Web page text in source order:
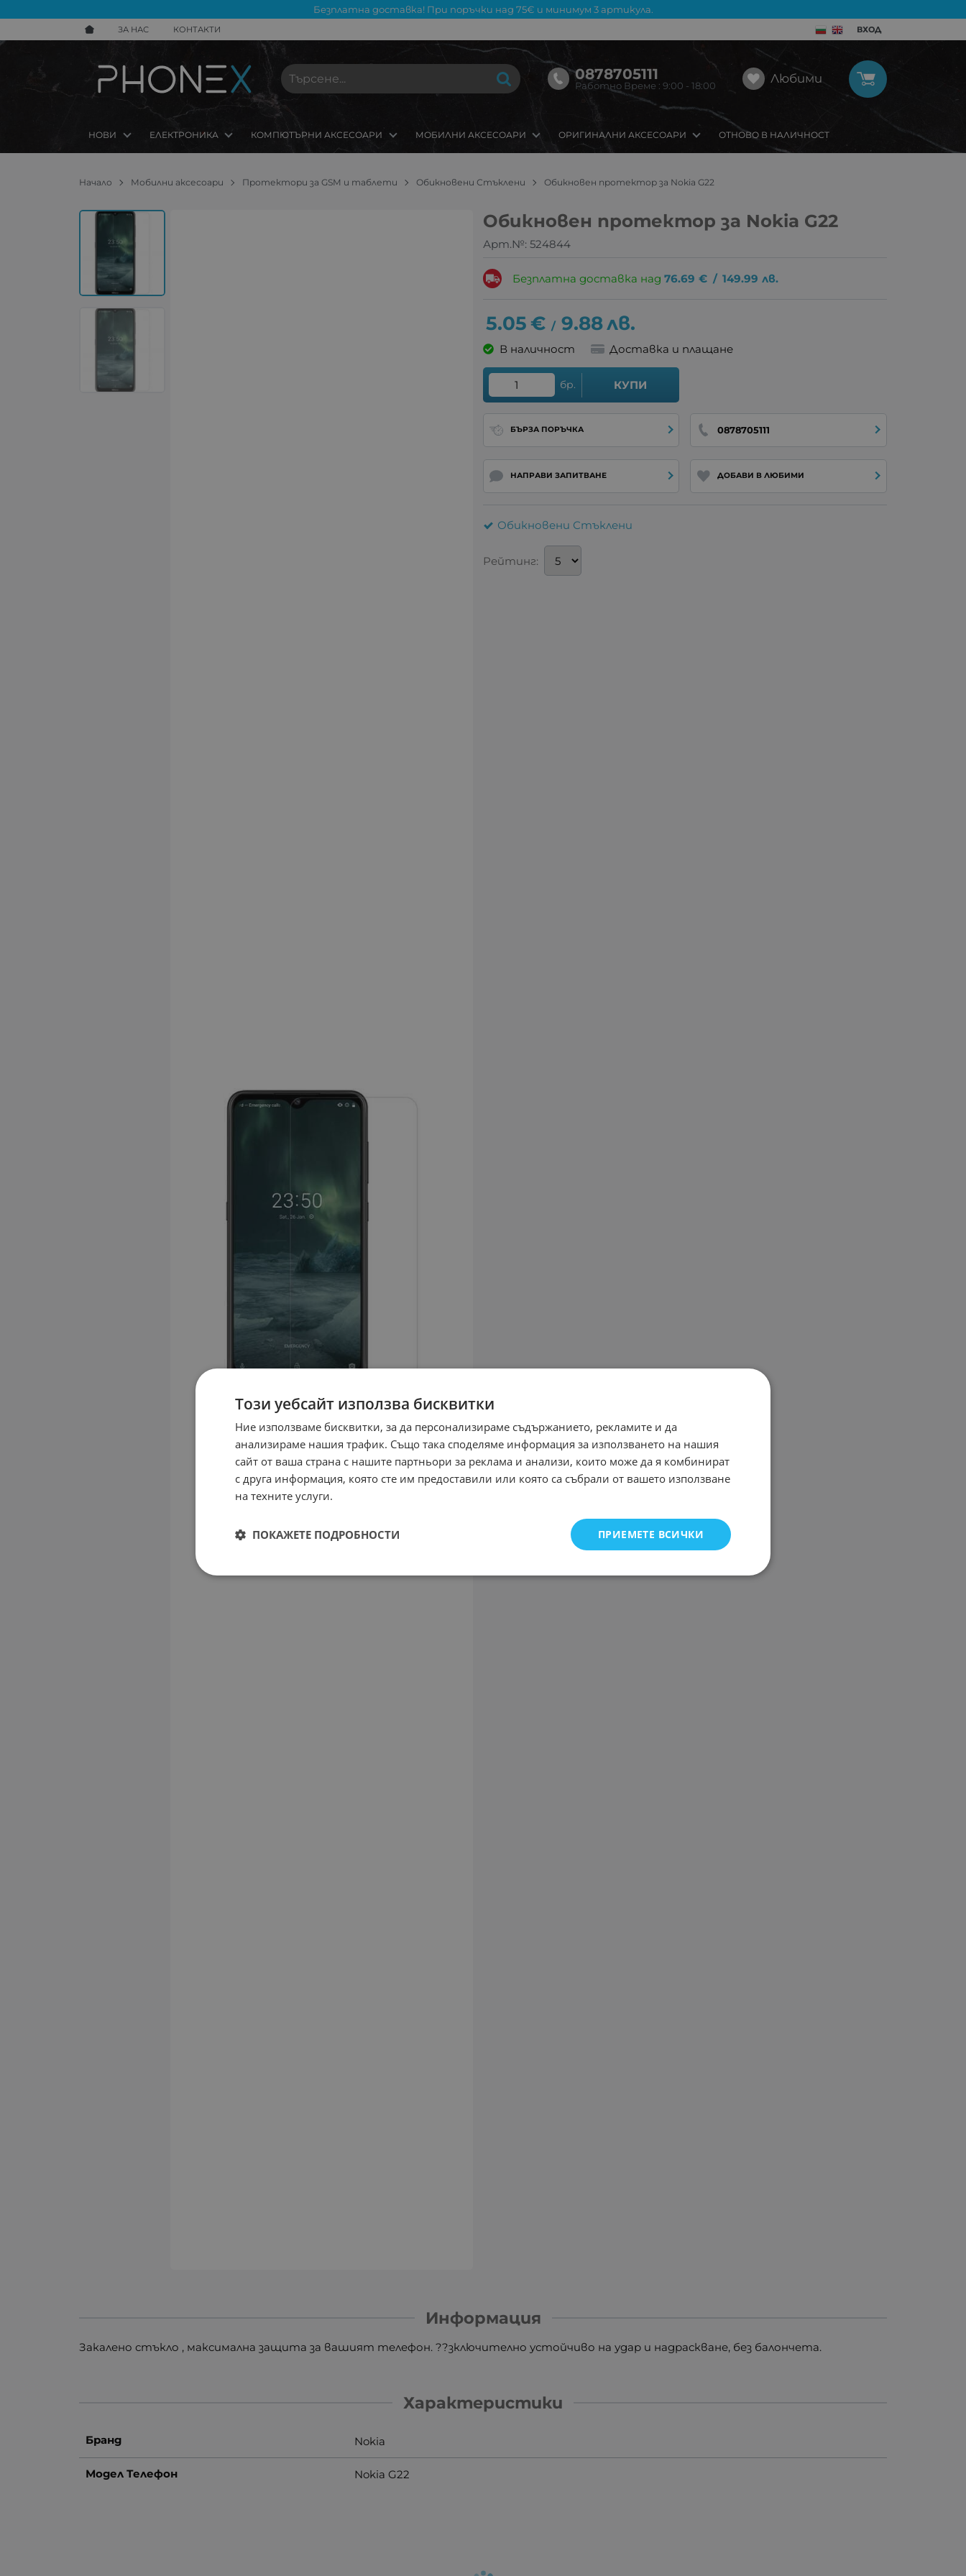
Безплатна доставка! При поръчки над 75€ и минимум 3 артикула.
ЗА НАС КОНТАКТИ ВХОД
0878705111
Работно Време : 9:00 - 18:00 Любими
НОВИ ЕЛЕКТРОНИКА КОМПЮТЪРНИ АКСЕСОАРИ МОБИЛНИ АКСЕСОАРИ ОРИГИНАЛНИ АКСЕСОАРИ ОТНОВО В НАЛИЧНОСТ
Начало Мобилни аксесоари Протектори за GSM и таблети Обикновени Стъклени Обикновен протектор за Nokia G22
Обикновен протектор за Nokia G22
Арт.№: 524844
Безплатна доставка над76.69 € / 149.99 лв.
5.05 € / 9.88лв.
В наличност Доставка и плащане
бр. КУПИ
БЪРЗА ПОРЪЧКА 0878705111
НАПРАВИ ЗАПИТВАНЕ ДОБАВИ В ЛЮБИМИ
Обикновени Стъклени
Рейтинг:
Информация
Закалено стъкло , максимална защита за вашият телефон. ??зключително устойчиво на удар и надраскване, без балончета.
Характеристики
Бранд Nokia
Модел Телефон Nokia G22
Този уебсайт използва бисквитки
Ние използваме бисквитки, за да персонализираме съдържанието, рекламите и да
анализираме нашия трафик. Също така споделяме информация за използването на нашия
сайт от ваша страна с нашите партньори за реклама и анализи, които може да я комбинират
с друга информация, която сте им предоставили или която са събрали от вашето използване
на техните услуги.
ПРИЕМЕТЕ ВСИЧКИ
ПОКАЖЕТЕ ПОДРОБНОСТИ